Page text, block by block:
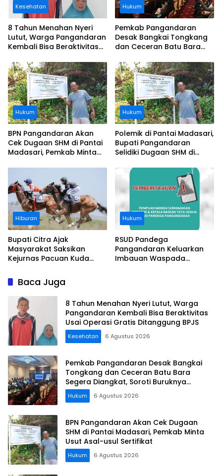
Kesehatan
8 Tahun Menahan Nyeri
Lutut, Warga Pangandaran
Kembali Bisa Beraktivitas
Ditanggung BPJS
Hukum
Pemkab Pangandaran
Desak Bangkai Tongkang
dan Ceceran Batu Bara
Buruknya Koordinasi
Perusahaan
Hukum
BPN Pangandaran Akan
Cek Dugaan SHM di Pantai
Madasari, Pemkab Minta
Hukum
Polemik di Pantai Madasari,
Bupati Pangandaran
Selidiki Dugaan SHM di
Pantai
Hiburan
Bupati Citra Ajak
Masyarakat Saksikan
Kejurnas Pacuan Kuda
Legokjawa
Hukum
RSUD Pandega
Pangandaran Keluarkan
Imbauan Waspada
Baca Juga
8 Tahun Menahan Nyeri Lutut, Warga
Pangandaran Kembali Bisa Beraktivitas
Usai Operasi Gratis Ditanggung BPJS
Kesehatan 6 Agustus 2026
Pemkab Pangandaran Desak Bangkai
Tongkang dan Ceceran Batu Bara
Segera Diangkat, Soroti Buruknya
Koordinasi Perusahaan
Hukum 6 Agustus 2026
BPN Pangandaran Akan Cek Dugaan
SHM di Pantai Madasari, Pemkab Minta
Usut Asal-usul Sertifikat
Hukum 6 Agustus 2026